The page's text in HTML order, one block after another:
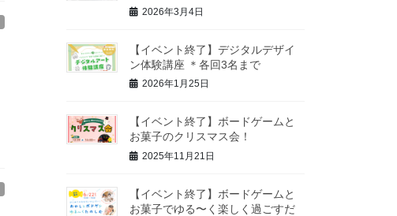
2026年3月4日
【イベント終了】デジタルデザイ
ン体験講座 ＊各回3名まで
2026年1月25日
【イベント終了】ボードゲームと
お菓子のクリスマス会！
2025年11月21日
【イベント終了】ボードゲームと
お菓子でゆる〜く楽しく過ごすだ